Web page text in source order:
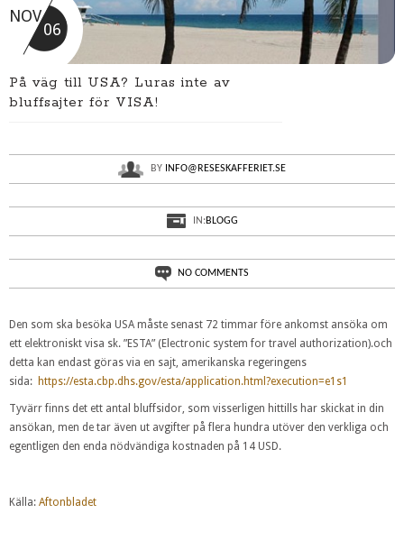
NOV
06
På väg till USA? Luras inte av
bluffsajter för VISA!
BY INFO@RESESKAFFERIET.SE
IN:BLOGG
NO COMMENTS
Den som ska besöka USA måste senast 72 timmar före ankomst ansöka om
ett elektroniskt visa sk. ”ESTA” (Electronic system for travel authorization).och
detta kan endast göras via en sajt, amerikanska regeringens
sida: https://esta.cbp.dhs.gov/esta/application.html?execution=e1s1
Tyvärr finns det ett antal bluffsidor, som visserligen hittills har skickat in din
ansökan, men de tar även ut avgifter på flera hundra utöver den verkliga och
egentligen den enda nödvändiga kostnaden på 14 USD.
Källa: Aftonbladet